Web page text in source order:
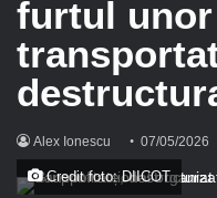
furtul
Alex Ionescu 07/05/2026
Credit foto: DIICOT